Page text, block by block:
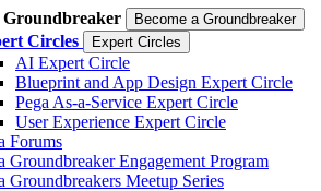
Groundbreaker Become a Groundbreaker
Circles Expert Circles
AI Expert Circle
Blueprint and App Design Expert Circle
Pega As-a-Service Expert Circle
User Experience Expert Circle
Forums
Groundbreaker Engagement Program
Groundbreakers Meetup Series